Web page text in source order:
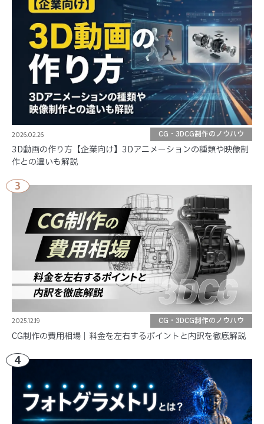
2026.02.26 CG・3DCG制作のノウハウ
3D動画の作り方【企業向け】3Dアニメーションの種類や映像制
作との違いも解説
2025.12.19 CG・3DCG制作のノウハウ
CG制作の費用相場｜料金を左右するポイントと内訳を徹底解説
3
4